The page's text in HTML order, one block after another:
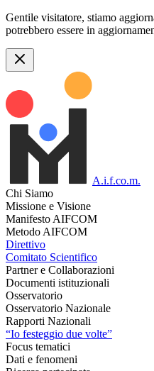
Gentile visitatore, stiamo
potrebbero essere in
A.i.f.co.m.
Chi Siamo
Missione e Visione
Manifesto AIFCOM
Metodo AIFCOM
Direttivo
Comitato Scientifico
Partner e Collaborazioni
Documenti istituzionali
Osservatorio
Osservatorio Nazionale
Rapporti Nazionali
“Io festeggio due volte”
Focus tematici
Dati e fenomeni